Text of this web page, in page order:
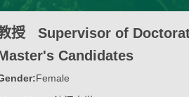
授 Supervisor of
Candidates
Female